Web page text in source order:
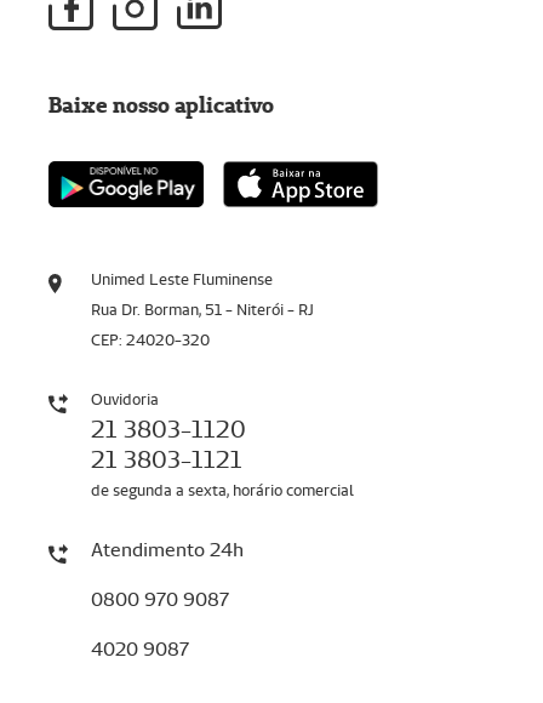
Unimed Leste Fluminense
Rua Dr. Borman, 51 - Niterói - RJ
CEP: 24020-320
Ouvidoria
21 3803-1120
21 3803-1121
de segunda a sexta, horário comercial
Atendimento 24h
0800 970 9087
4020 9087
Baixe nosso aplicativo